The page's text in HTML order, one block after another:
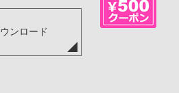
ンロード